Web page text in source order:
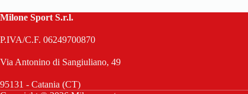
Milone Sport S.r.l.
P.IVA/C.F. 06249700870
Via Antonino di Sangiuliano, 49
95131 - Catania (CT)